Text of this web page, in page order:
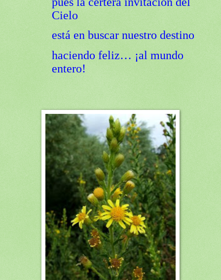
Cielo
está en buscar nuestro destino
haciendo feliz… ¡al mundo
entero!